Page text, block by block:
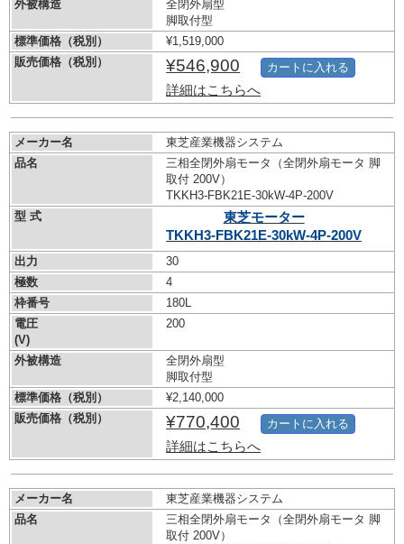
外被構造
全閉外扇型
脚取付型
標準価格（税別）
¥1,519,000
販売価格（税別）
¥546,900
詳細はこちらへ
カートに入れる
メーカー名
東芝産業機器システム
品名
三相全閉外扇モータ（全閉外扇モータ 脚
取付 200V）
TKKH3-FBK21E-30kW-4P-200V
型 式
東芝モーター
TKKH3-FBK21E-30kW-4P-200V
出力
30
極数
4
枠番号
180L
電圧
(V)
200
外被構造
全閉外扇型
脚取付型
標準価格（税別）
¥2,140,000
販売価格（税別）
¥770,400
詳細はこちらへ
カートに入れる
メーカー名
東芝産業機器システム
品名
三相全閉外扇モータ（全閉外扇モータ 脚
取付 200V）